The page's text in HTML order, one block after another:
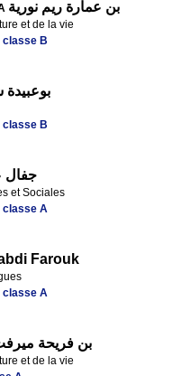
بن عمارة ريم نورية
et de la vie
classe B
classe B
جفال
et Sociales
classe A
Farouk
classe A
بن فريحة
et de la vie